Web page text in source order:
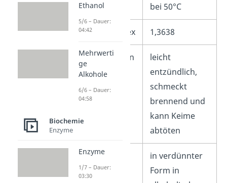
bei 50°C
Brechungsindex 1,3638
Besonderheiten
leicht
entzündlich,
schmeckt
brennend und
kann Keime
abtöten
Vorkommen
in verdünnter
Form in
Ethanol
5/6 – Dauer:
04:42
Mehrwerti
ge
Alkohole
6/6 – Dauer:
04:58
Biochemie
Enzyme
Enzyme
1/7 – Dauer:
03:30